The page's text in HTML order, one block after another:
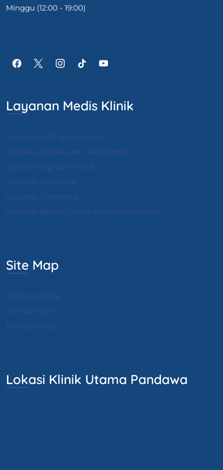
Minggu (12:00 - 19:00)
Layanan Medis Klinik
Spesialis Kulit dan Kelamin
Spesialis Estetika dan Anti Aging
Spesialis Gigi dan Mulut
Spesialis Andrologi
Spesialis Ginekologi
Spesialis Bedah Umum dan Bedah Plastik
Site Map
Tentang Klinik
Kontak Kami
Privacy Policy
Lokasi Klinik Utama Pandawa